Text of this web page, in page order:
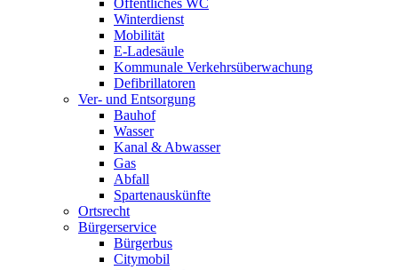
Öffentliches WC
Winterdienst
Mobilität
E-Ladesäule
Kommunale Verkehrsüberwachung
Defibrillatoren
Ver- und Entsorgung
Bauhof
Wasser
Kanal & Abwasser
Gas
Abfall
Spartenauskünfte
Ortsrecht
Bürgerservice
Bürgerbus
Citymobil